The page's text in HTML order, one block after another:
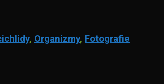
, Organizmy, Fotografie